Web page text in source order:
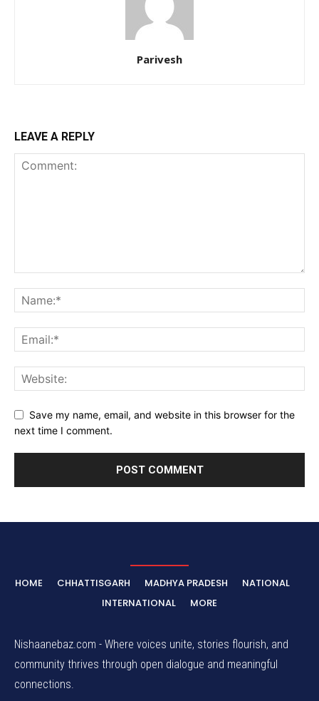
Parivesh
LEAVE A REPLY
Save my name, email, and website in this browser for the
next time I comment.
HOME CHHATTISGARH MADHYA PRADESH
NATIONAL
INTERNATIONAL
MORE
Nishaanebaz.com - Where voices unite, stories flourish, and
community thrives through open dialogue and meaningful
connections.